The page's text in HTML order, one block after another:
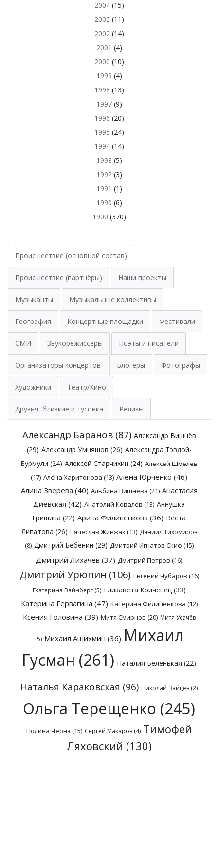
2004(15)
2003 (11)
2002(14)
2001 (4)
2000 (10)
1999 (4)
1998 (13)
1997(9)
1996 (20)
1995 (24)
1994(14)
1993 (5)
1992(3)
1991 (1)
1990 (6)
1900 (370)
Происшествие (основной состав)
Происшествие (партнёры) Наши проекты
Музыканты Музыкальные коллективы
География Концертные площадки Фестивали
СМИ Звукорежиссёры Поэты и писатели
Организаторы концертов Блогеры Фотографы
Художники Театр/Кино
Друзья, близкие и тусовка Релизы
Александр Баранов(87) Александр Вишнёв
(29) Александр Умняшов (26) Александра Тэвдой-
Бурмули (24) Алексей Старчихин (24) Алексей Шмелёв
(17) Алёна Харитонова (13) Алёна Юрченко (46)
Алина Зверева (40) Альбина Вишнёва (21) Анастасия
Диевская (42) Анатолий Ковалёв (13) Аннушка
Гришина (22) Арина Филипенкова (36) Веста
Липатова (26) Вячеслав Жинжак (13) Даниил Тихомиров
(8) Дмитрий Бебенин (29) Дмитрий Игнатов Скиф (15)
Дмитрий Лихачёв (37) Дмитрий Петров (16)
Дмитрий Урюпин (106) Евгений Чубаров (16)
Екатерина Вайнберг(5) Елизавета Кричевец(33)
Катерина Гервагина (47) Катерина Филипенкова (12)
Ксения Головина (39) Митя Смирнов (20) Митя Усачёв
(5) Михаил Ашихмин (36) Михаил
Гусман (261) Наталия Беленькая (22)
Наталья Караковская (96) Николай Зайцев (2)
Ольга Терещенко (245)
Полина Чернэ (15) Сергей Макаров (4) Тимофей
Ляховский (130)